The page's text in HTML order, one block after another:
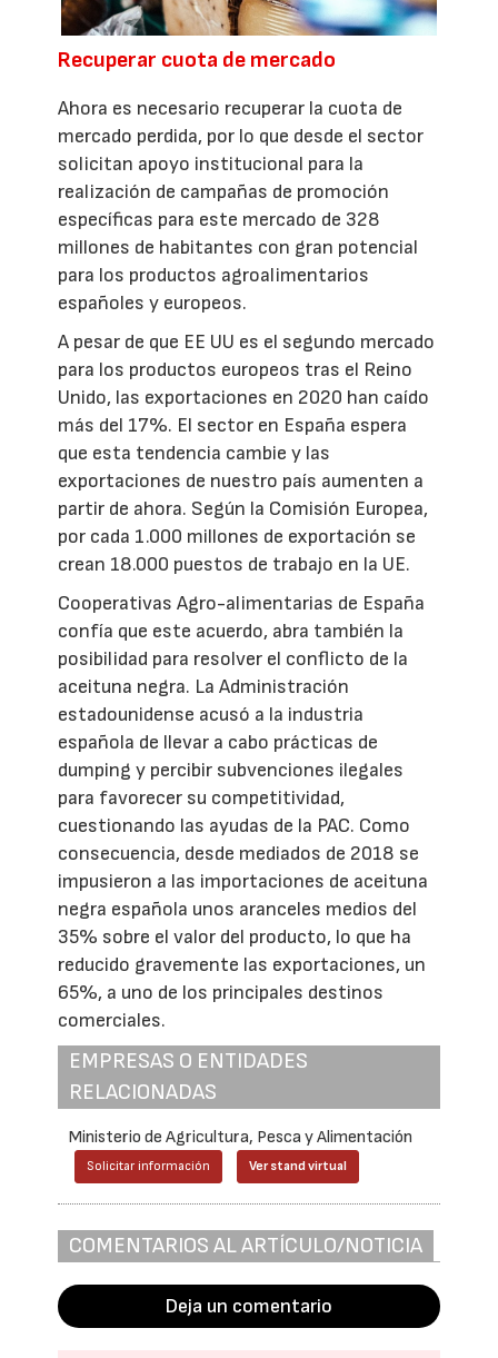
Recuperar cuota de mercado
Ahora es necesario recuperar la cuota de
mercado perdida, por lo que desde el sector
solicitan apoyo institucional para la
realización de campañas de promoción
específicas para este mercado de 328
millones de habitantes con gran potencial
para los productos agroalimentarios
españoles y europeos.
A pesar de que EE UU es el segundo mercado
para los productos europeos tras el Reino
Unido, las exportaciones en 2020 han caído
más del 17%. El sector en España espera
que esta tendencia cambie y las
exportaciones de nuestro país aumenten a
partir de ahora. Según la Comisión Europea,
por cada 1.000 millones de exportación se
crean 18.000 puestos de trabajo en la UE.
Cooperativas Agro-alimentarias de España
confía que este acuerdo, abra también la
posibilidad para resolver el conflicto de la
aceituna negra. La Administración
estadounidense acusó a la industria
española de llevar a cabo prácticas de
dumping y percibir subvenciones ilegales
para favorecer su competitividad,
cuestionando las ayudas de la PAC. Como
consecuencia, desde mediados de 2018 se
impusieron a las importaciones de aceituna
negra española unos aranceles medios del
35% sobre el valor del producto, lo que ha
reducido gravemente las exportaciones, un
65%, a uno de los principales destinos
comerciales.
EMPRESAS O ENTIDADES
RELACIONADAS
Ministerio de Agricultura, Pesca y Alimentación
Solicitar información Ver stand virtual
COMENTARIOS AL ARTÍCULO/NOTICIA
Deja un comentario